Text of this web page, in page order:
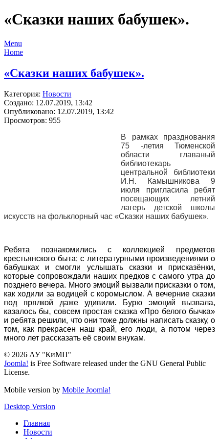
«Сказки наших бабушек».
Menu
Home
«Сказки наших бабушек».
Категория: Новости
Создано: 12.07.2019, 13:42
Опубликовано: 12.07.2019, 13:42
Просмотров: 955
В рамках празднования
75 -летия Тюменской
области главаный
библиотекарь
центральной библиотеки
И.Н. Камышникова 9
июля пригласила ребят
посещающих летний
лагерь детской школы
искусств на фольклорный час «Сказки наших бабушек».
Ребята познакомились с коллекцией предметов
крестьянского быта; с литературными произведениями о
бабушках и смогли услышать сказки и присказёнки,
которые сопровождали наших предков с самого утра до
позднего вечера. Много эмоций вызвали присказки о том,
как ходили за водицей с коромыслом. А вечерние сказки
под прялкой даже удивили. Бурю эмоций вызвала,
казалось бы, совсем простая сказка «Про белого бычка»
и ребята решили, что они тоже должны написать сказку, о
том, как прекрасен наш край, его люди, а потом через
много лет рассказать её своим внукам.
© 2026 АУ "КиМП"
Joomla! is Free Software released under the GNU General Public
License.
Mobile version by Mobile Joomla!
Desktop Version
Главная
Новости